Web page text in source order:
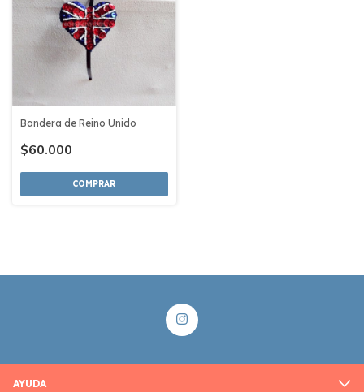
Bandera de Reino Unido
$60.000
COMPRAR
AYUDA